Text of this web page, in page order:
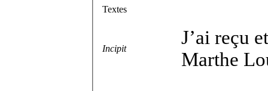
Textes
Incipit
J’ai reçu
Marthe